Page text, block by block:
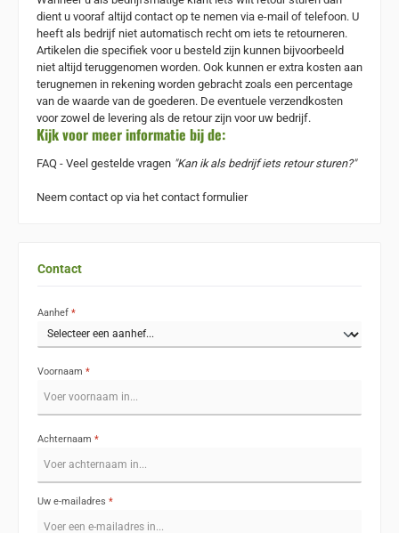
dient u vooraf altijd contact op te nemen via e-mail of telefoon. U
heeft als bedrijf niet automatisch recht om iets te retourneren.
Artikelen die specifiek voor u besteld zijn kunnen bijvoorbeeld
niet altijd teruggenomen worden. Ook kunnen er extra kosten aan
terugnemen in rekening worden gebracht zoals een percentage
van de waarde van de goederen. De eventuele verzendkosten
voor zowel de levering als de retour zijn voor uw bedrijf.
Kijk voor meer informatie bij de:
FAQ - Veel gestelde vragen "Kan ik als bedrijf iets retour sturen?"
Neem contact op via het contact formulier
Contact
Aanhef *
Voornaam *
Achternaam *
Uw e-mailadres *